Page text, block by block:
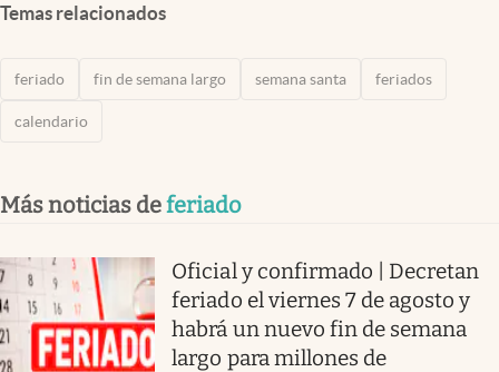
Temas relacionados
feriado fin de semana largo semana santa feriados
calendario
Más noticias deferiado
Oficial y confirmado | Decretan
feriado el viernes 7 de agosto y
habrá un nuevo fin de semana
largo para millones de